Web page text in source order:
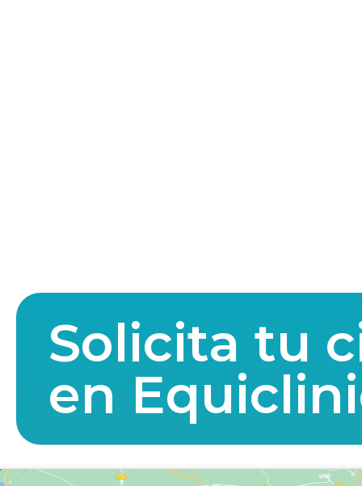
Solicita tu
en